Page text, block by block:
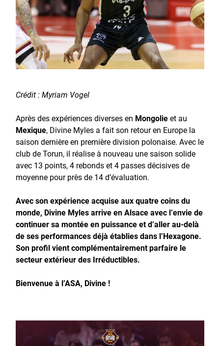
Crédit : Myriam Vogel
Après des expériences diverses en Mongolieet au
Mexique, Divine Myles a fait son retour en Europe la
saison dernière en première division polonaise. Avec le
club de Torun, il réalise à nouveau une saison solide
avec 13 points, 4 rebonds et 4 passes décisives de
moyenne pour près de 14 d’évaluation.
Avec son expérience acquise aux quatre coins du
monde, Divine Myles arrive en Alsace avec l’envie de
continuer sa montée en puissance et d’aller au-delà
de ses performances déjà établies dans l’Hexagone.
Son profil vient complémentairement parfaire le
secteur extérieur des Irréductibles.
Bienvenue à l’ASA, Divine !